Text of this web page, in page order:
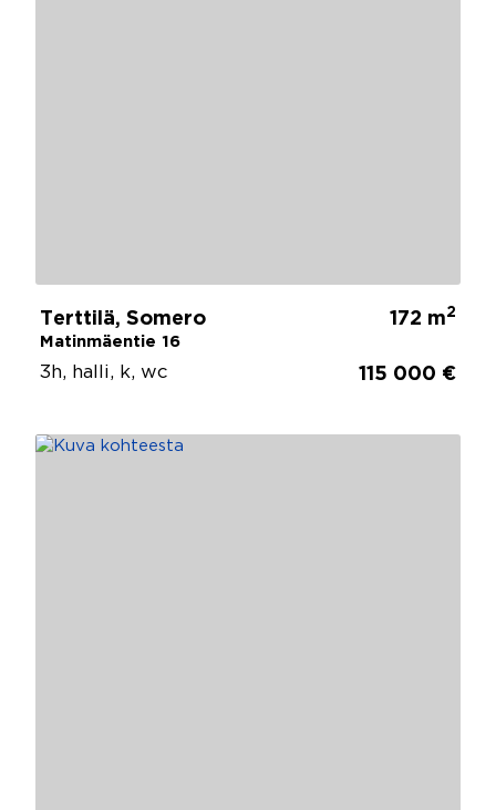
Terttilä, Somero
Matinmäentie 16
172 m2
3h, halli, k, wc 115 000 €